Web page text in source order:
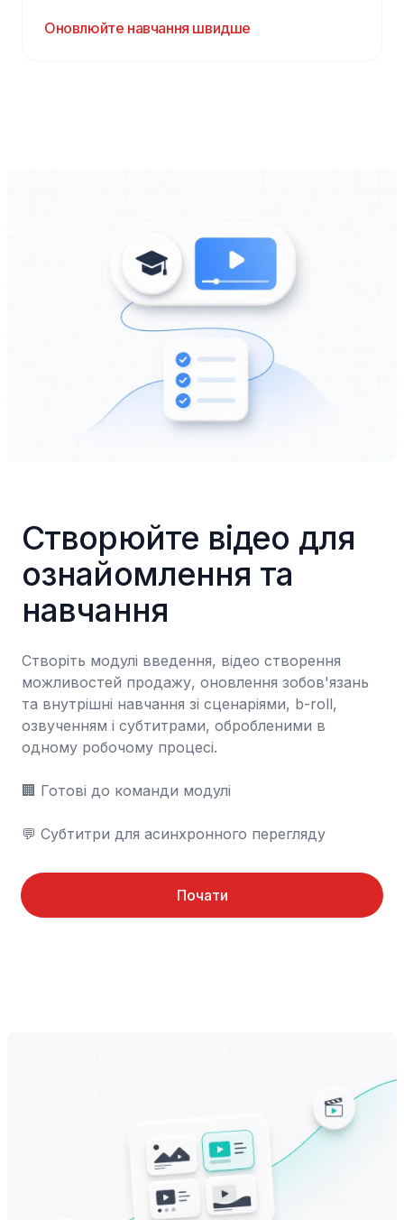
Оновлюйте навчання швидше
Створюйте відео для
ознайомлення та
навчання
Створіть модулі введення, відео створення
можливостей продажу, оновлення зобов'язань
та внутрішні навчання зі сценаріями, b-roll,
озвученням і субтитрами, обробленими в
одному робочому процесі.
🏢 Готові до команди модулі
💬 Субтитри для асинхронного перегляду
Почати